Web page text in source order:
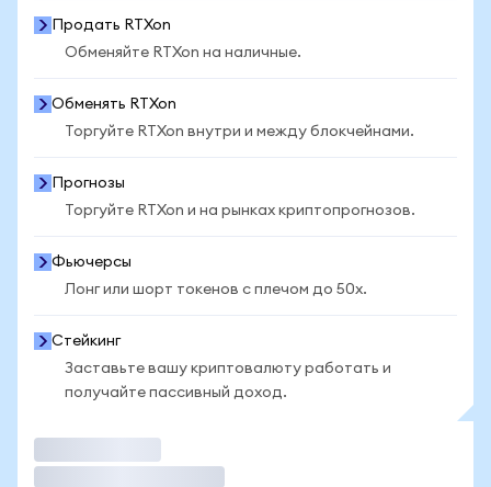
Продать RTXon
Обменяйте RTXon на наличные.
Обменять RTXon
Торгуйте RTXon внутри и между блокчейнами.
Прогнозы
Торгуйте RTXon и на рынках криптопрогнозов.
Фьючерсы
Лонг или шорт токенов с плечом до 50x.
Стейкинг
Заставьте вашу криптовалюту работать и
получайте пассивный доход.